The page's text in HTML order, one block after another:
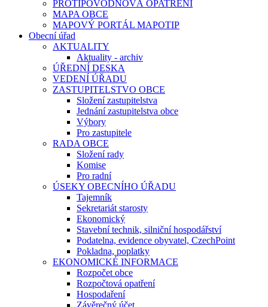
PROTIPOVODŇOVÁ OPATŘENÍ
MAPA OBCE
MAPOVÝ PORTÁL MAPOTIP
Obecní úřad
AKTUALITY
Aktuality - archiv
ÚŘEDNÍ DESKA
VEDENÍ ÚŘADU
ZASTUPITELSTVO OBCE
Složení zastupitelstva
Jednání zastupitelstva obce
Výbory
Pro zastupitele
RADA OBCE
Složení rady
Komise
Pro radní
ÚSEKY OBECNÍHO ÚŘADU
Tajemník
Sekretariát starosty
Ekonomický
Stavební technik, silniční hospodářství
Podatelna, evidence obyvatel, CzechPoint
Pokladna, poplatky
EKONOMICKÉ INFORMACE
Rozpočet obce
Rozpočtová opatření
Hospodaření
Závěrečný účet